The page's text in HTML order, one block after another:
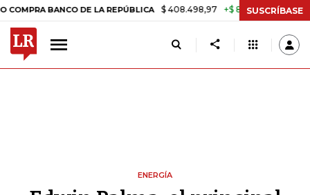
BANCO DE LA REPÚBLICA $ 408.498,97 +$ 8.753,81 +2,19%
SUSCRÍBASE
ENERGÍA